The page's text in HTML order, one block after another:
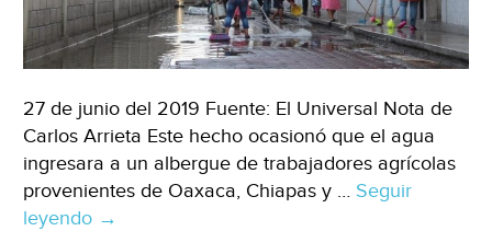
27 de junio del 2019 Fuente: El Universal Nota de
Carlos Arrieta Este hecho ocasionó que el agua
ingresara a un albergue de trabajadores agrícolas
provenientes de Oaxaca, Chiapas y … Seguir
leyendo Michoacán:
→